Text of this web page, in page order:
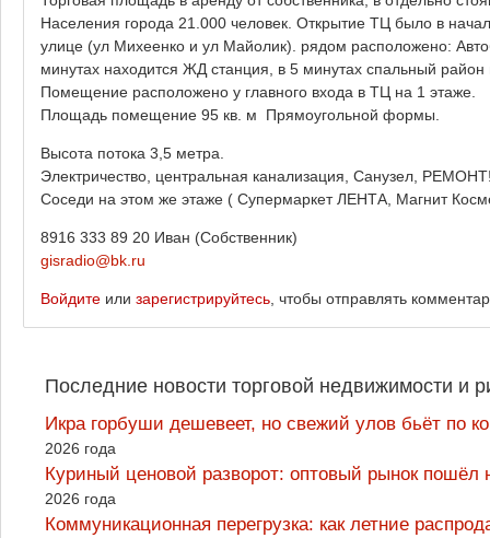
Населения города 21.000 человек. Открытие ТЦ было в
улице (ул Михеенко и ул Майолик). рядом расположено:
минутах находится ЖД станция, в 5 минутах спальный
Помещение расположено у главного входа в ТЦ на 1 этаже.
Площадь помещение 95 кв. м Прямоугольной формы.
Высота потока 3,5 метра.
Электричество, центральная канализация, Санузел,
Соседи на этом же этаже ( Супермаркет ЛЕНТА, Магнит
8916 333 89 20 Иван (Собственник)
gisradio@bk.ru
Войдите или зарегистрируйтесь , чтобы отправлять
Последние новости торговой недвижимости и
Икра горбуши дешевеет, но свежий улов бьёт по
2026 года
Куриный ценовой разворот: оптовый рынок
2026 года
Коммуникационная перегрузка: как летние